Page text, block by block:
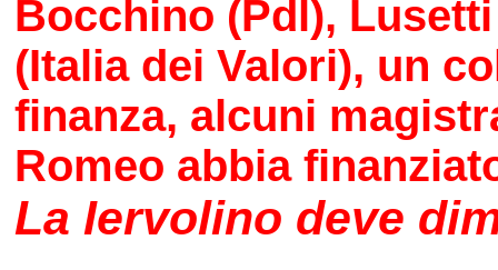
Bocchino (Pdl),
(Italia dei Valori), un
finanza, alcuni
Romeo abbia
La Iervolino deve